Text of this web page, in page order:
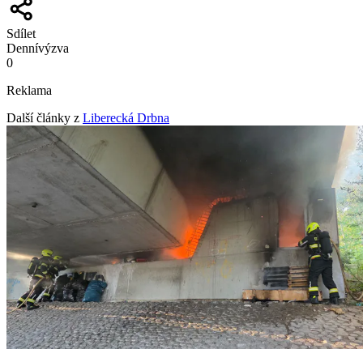
Sdílet
Dennívýzva
0
Reklama
Další články z Liberecká Drbna